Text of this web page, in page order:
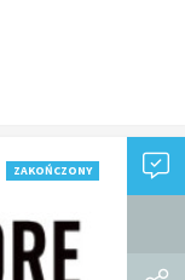
ZAKOŃCZONY